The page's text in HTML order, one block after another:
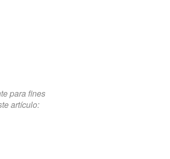
para fines
artículo: